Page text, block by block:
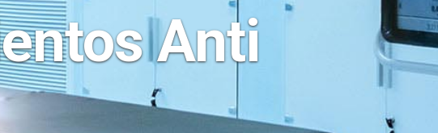
Anti